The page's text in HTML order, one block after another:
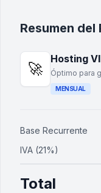
Resumen del
🚀
Hosting
Óptimo para
MENSUAL
Base Recurrente
IVA (21%)
Total